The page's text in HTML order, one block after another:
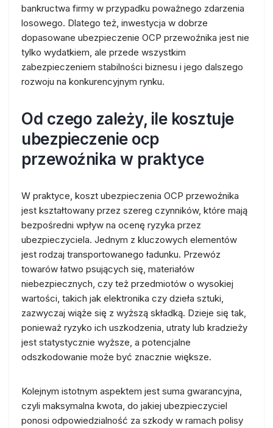
bankructwa firmy w przypadku poważnego zdarzenia
losowego. Dlatego też, inwestycja w dobrze
dopasowane ubezpieczenie OCP przewoźnika jest nie
tylko wydatkiem, ale przede wszystkim
zabezpieczeniem stabilności biznesu i jego dalszego
rozwoju na konkurencyjnym rynku.
Od czego zależy, ile kosztuje
ubezpieczenie ocp
przewoźnika w praktyce
W praktyce, koszt ubezpieczenia OCP przewoźnika
jest kształtowany przez szereg czynników, które mają
bezpośredni wpływ na ocenę ryzyka przez
ubezpieczyciela. Jednym z kluczowych elementów
jest rodzaj transportowanego ładunku. Przewóz
towarów łatwo psujących się, materiałów
niebezpiecznych, czy też przedmiotów o wysokiej
wartości, takich jak elektronika czy dzieła sztuki,
zazwyczaj wiąże się z wyższą składką. Dzieje się tak,
ponieważ ryzyko ich uszkodzenia, utraty lub kradzieży
jest statystycznie wyższe, a potencjalne
odszkodowanie może być znacznie większe.
Kolejnym istotnym aspektem jest suma gwarancyjna,
czyli maksymalna kwota, do jakiej ubezpieczyciel
ponosi odpowiedzialność za szkody w ramach polisy